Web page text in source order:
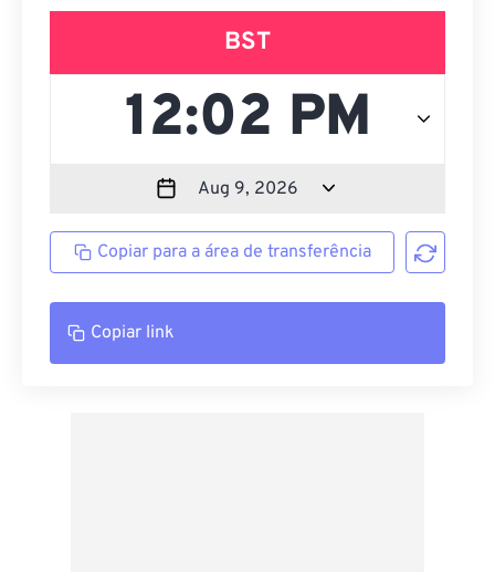
BST
Copiar para a área de transferência
Copiar link